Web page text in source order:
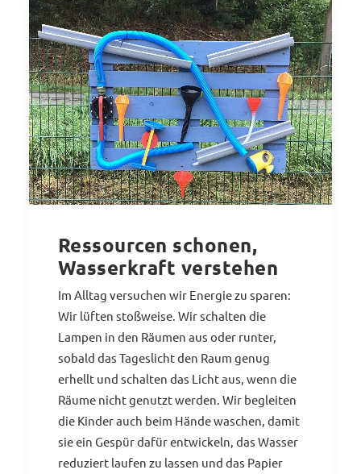
Ressourcen schonen,
Wasserkraft verstehen
Im Alltag versuchen wir Energie zu sparen:
Wir lüften stoßweise. Wir schalten die
Lampen in den Räumen aus oder runter,
sobald das Tageslicht den Raum genug
erhellt und schalten das Licht aus, wenn die
Räume nicht genutzt werden. Wir begleiten
die Kinder auch beim Hände waschen, damit
sie ein Gespür dafür entwickeln, das Wasser
reduziert laufen zu lassen und das Papier